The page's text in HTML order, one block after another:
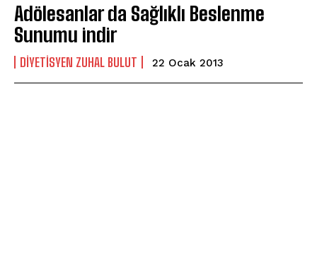
Adölesanlar da Sağlıklı Beslenme
Sunumu indir
DIYETISYEN ZUHAL BULUT 22 Ocak 2013